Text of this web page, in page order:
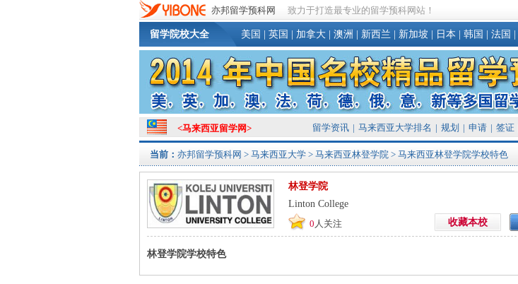
亦邦留学预科网 致力于打造最专业的留学预科网站！
留学院校大全 美国 英国 加拿大 澳洲 新西兰 新加坡 日本 韩国 法国
<马来西亚留学网> 留学资讯 | 马来西亚大学排名 | 规划 | 申请 | 签证
当前： 亦邦留学预科网 > 马来西亚大学 > 马来西亚林登学院 > 马来西亚林登学院学校特色
林登学院
Linton College
0 人关注 收藏本校
林登学院学校特色